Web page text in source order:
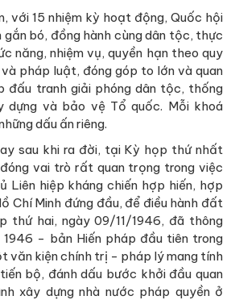
với 15 nhiệm kỳ hoạt động, Quốc hội
gắn bó, đồng hành cùng dân tộc, thực
năng, nhiệm vụ, quyền hạn theo quy
pháp luật, đóng góp to lớn và quan
đấu tranh giải phóng dân tộc, thống
dựng và bảo vệ Tổ quốc. Mỗi khoá
dấu ấn riêng.
sau khi ra đời, tại Kỳ họp thứ nhất
vai trò rất quan trọng trong việc
Liên hiệp kháng chiến hợp hiến, hợp
Chí Minh đứng đầu, để điều hành đất
thứ hai, ngày 09/11/1946, đã thông
1946 - bản Hiến pháp đầu tiên trong
văn kiện chính trị - pháp lý mang tính
bộ, đánh dấu bước khởi đầu quan
xây dựng nhà nước pháp quyền ở